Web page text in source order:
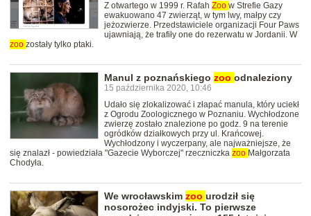
Z otwartego w 1999 r. Rafah Zoo w Strefie Gazy
ewakuowano 47 zwierząt, w tym lwy, małpy czy
jeżozwierze. Przedstawiciele organizacji Four Paws
ujawniają, że trafiły one do rezerwatu w Jordanii. W
zoo zostały tylko ptaki.
Manul z poznańskiego zoo odnaleziony
15 października 2020, 10:46
Udało się zlokalizować i złapać manula, który uciekł
z Ogrodu Zoologicznego w Poznaniu. Wychłodzone
zwierzę zostało znalezione po godz. 9 na terenie
ogródków działkowych przy ul. Krańcowej.
Wychłodzony i wyczerpany, ale najważniejsze, że
się znalazł - powiedziała "Gazecie Wyborczej" rzeczniczka zoo Małgorzata
Chodyła.
We wrocławskim zoo urodził się
nosorożec indyjski. To pierwsze